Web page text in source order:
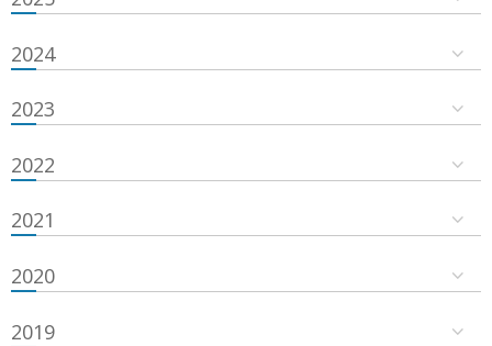
2024
2023
2022
2021
2020
2019